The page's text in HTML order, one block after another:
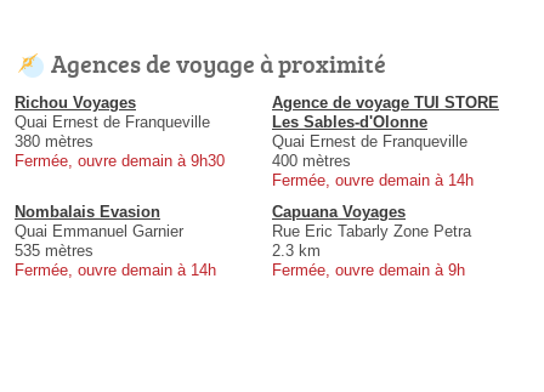
Agences de voyage à proximité
Richou Voyages
Quai Ernest de Franqueville
380 mètres
Fermée, ouvre demain à 9h30
Agence de voyage TUI STORE
Les Sables-d'Olonne
Quai Ernest de Franqueville
400 mètres
Fermée, ouvre demain à 14h
Nombalais Evasion
Quai Emmanuel Garnier
535 mètres
Fermée, ouvre demain à 14h
Capuana Voyages
Rue Eric Tabarly Zone Petra
2.3 km
Fermée, ouvre demain à 9h